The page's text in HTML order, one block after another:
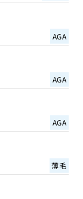
AGA
AGA
AGA
薄毛